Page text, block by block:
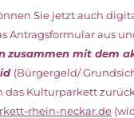
Sie jetzt auch
Antragsformular aus
zusammen mit dem
(Bürgergeld/
das Kulturparkett
rhein-neckar.de